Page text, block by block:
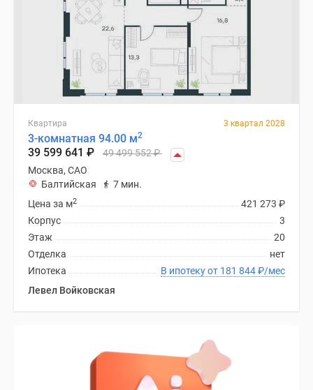
Квартира 3 квартал 2028
3-комнатная 94.00 м2
39 599 641 ₽ 49 499 552₽
Москва, САО
Балтийская
7 мин.
421 273 ₽
Цена за м2
3
Корпус
20
Этаж
нет
Отделка
В ипотеку от 181 844₽/мес
Ипотека
Левел Войковская